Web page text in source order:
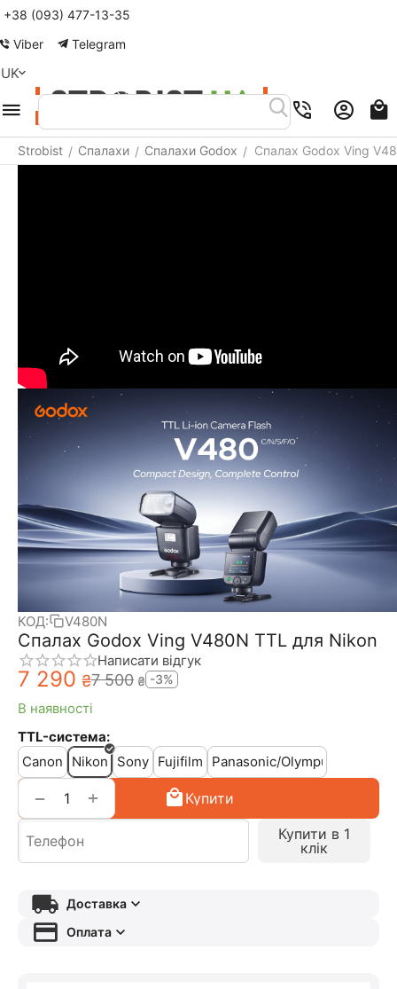
+38 (093) 477-13-35
Viber
Telegram
UK
Strobist / Спалахи / Спалахи Godox / Спалах Godox Ving
КОД: V480N
Спалах Godox Ving V480N TTL для Nikon
Написати відгук
7 290 ₴7 500 ₴ -3%
В наявності
TTL-система:
Canon
Nikon Sony Fujifilm Panasonic/Olympus
+
−
Купити
Купити в 1
клік
Доставка
Оплата
Меню